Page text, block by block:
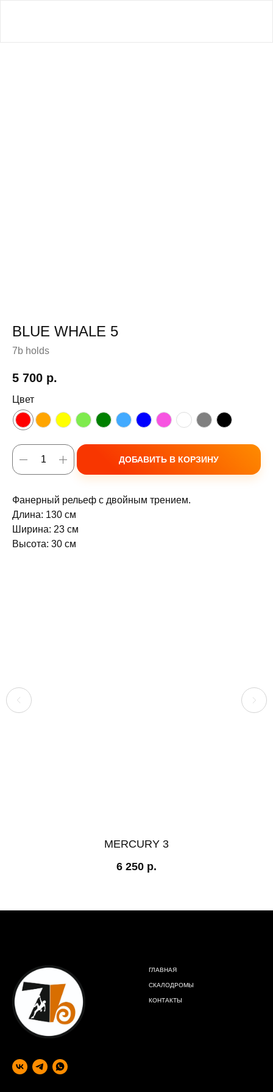
BLUE WHALE 5
7b holds
5 700 р.
Цвет
ДОБАВИТЬ В КОРЗИНУ
Фанерный рельеф с двойным трением.
Длина: 130 см
Ширина: 23 см
Высота: 30 см
MERCURY 3
6 250 р.
ГЛАВНАЯ
СКАЛОДРОМЫ
КОНТАКТЫ